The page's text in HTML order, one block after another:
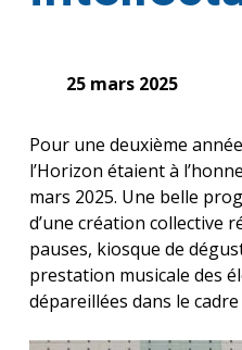
25 mars 2025
Pour une deuxième
l’Horizon étaient à
mars 2025. Une belle
d’une création collective
pauses, kiosque de
prestation musicale des
dépareillées dans le